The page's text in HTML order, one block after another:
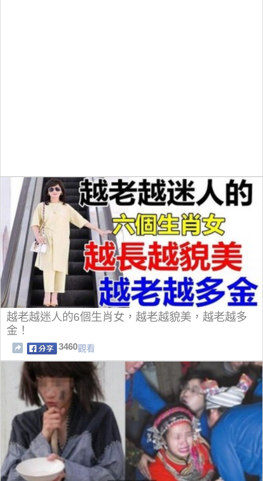
越老越迷人的6個生肖女，越老越貌美，越老越多
金！
3460觀看